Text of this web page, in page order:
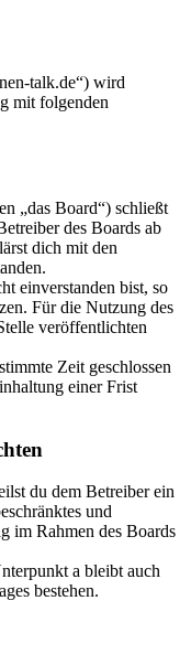
talk.de“) wird
mit folgenden
„das Board“) schließt
des Boards ab
dich mit den
einverstanden bist, so
Für die Nutzung des
veröffentlichten
Zeit geschlossen
einer Frist
du dem Betreiber ein
und
im Rahmen des Boards
a bleibt auch
bestehen.